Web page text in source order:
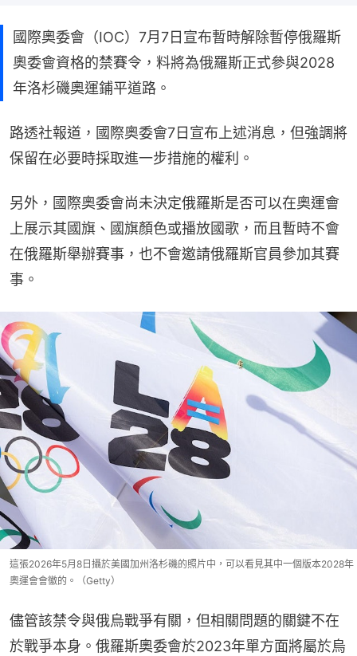
國際奧委會（IOC）7月7日宣布暫時解除暫停俄羅斯
奧委會資格的禁賽令，料將為俄羅斯正式參與2028
年洛杉磯奧運鋪平道路。
路透社報道，國際奧委會7日宣布上述消息，但強調將
保留在必要時採取進一步措施的權利。
另外，國際奧委會尚未決定俄羅斯是否可以在奧運會
上展示其國旗、國旗顏色或播放國歌，而且暫時不會
在俄羅斯舉辦賽事，也不會邀請俄羅斯官員參加其賽
事。
這張2026年5月8日攝於美國加州洛杉磯的照片中，可以看見其中一個版本2028年
奧運會會徽的。（Getty）
儘管該禁令與俄烏戰爭有關，但相關問題的關鍵不在
於戰爭本身。俄羅斯奧委會於2023年單方面將屬於烏